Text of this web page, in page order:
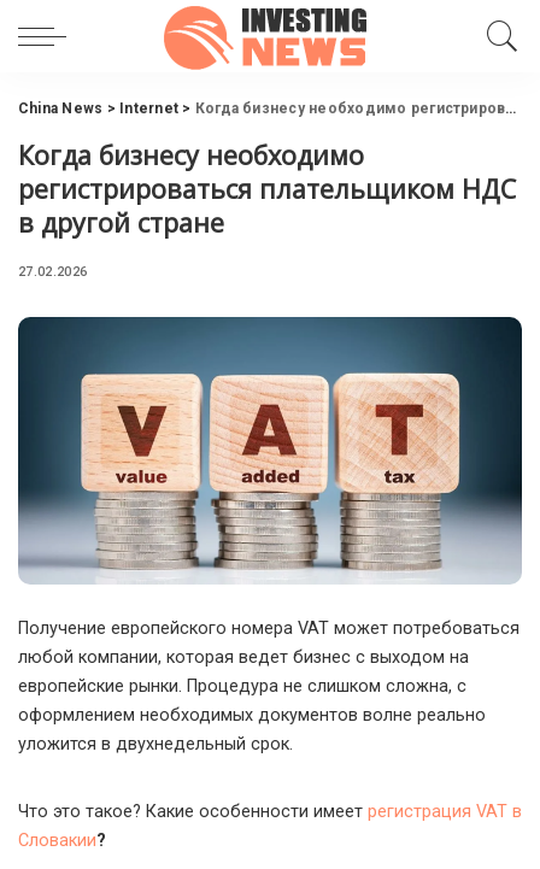
China News > Internet > Когда бизнесу необходимо регистрироваться плательщиком НДС в другой стране
Когда бизнесу необходимо
регистрироваться плательщиком НДС
в другой стране
27.02.2026
Получение европейского номера VAT может потребоваться
любой компании, которая ведет бизнес с выходом на
европейские рынки. Процедура не слишком сложна, с
оформлением необходимых документов волне реально
уложится в двухнедельный срок.
Что это такое? Какие особенности имеет регистрация VAT в
Словакии?